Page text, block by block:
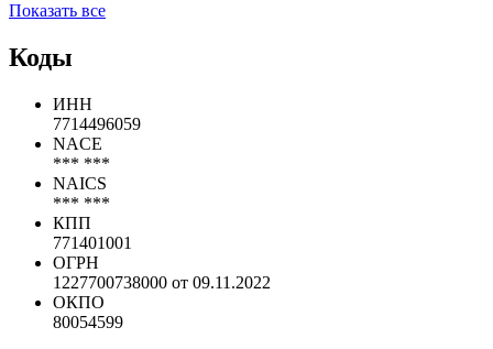
Показать все
Коды
ИНН
7714496059
NACE
*** ***
NAICS
*** ***
КПП
771401001
ОГРН
1227700738000 от 09.11.2022
ОКПО
80054599